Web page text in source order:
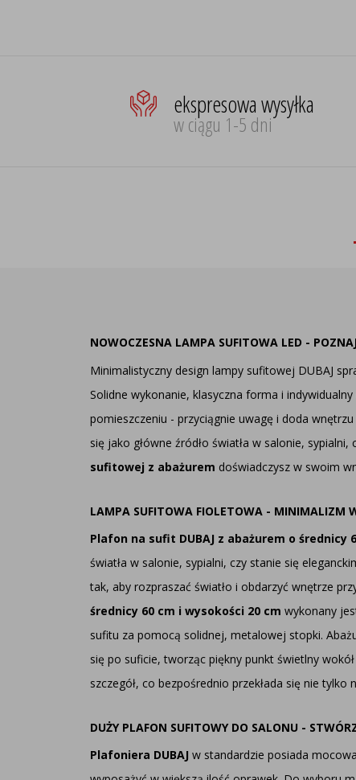
ekspresowa wysyłka
w ciągu 1-5 dni
NOWOCZESNA LAMPA SUFITOWA LED -
Minimalistyczny design lampy sufitowej DUBAJ
Solidne wykonanie, klasyczna forma i
pomieszczeniu - przyciągnie uwagę i doda
się jako główne źródło światła w salonie,
sufitowej z abażurem doświadczysz w swoim
LAMPA SUFITOWA FIOLETOWA - MINIMALIZM
Plafon na sufit DUBAJ z abażurem o średnicy
światła w salonie, sypialni, czy stanie się
tak, aby rozpraszać światło i obdarzyć wnętrze
średnicy 60 cm i wysokości 20 cm wykonany
sufitu za pomocą solidnej, metalowej stopki.
się po suficie, tworząc piękny punkt świetlny
szczegół, co bezpośrednio przekłada się nie
DUŻY PLAFON SUFITOWY DO SALONU -
Plafoniera DUBAJ w standardzie posiada